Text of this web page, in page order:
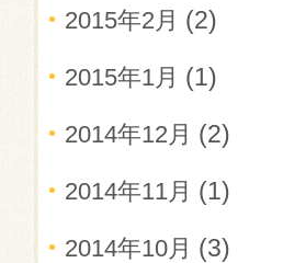
2015年2月 (2)
2015年1月 (1)
2014年12月 (2)
2014年11月 (1)
2014年10月 (3)